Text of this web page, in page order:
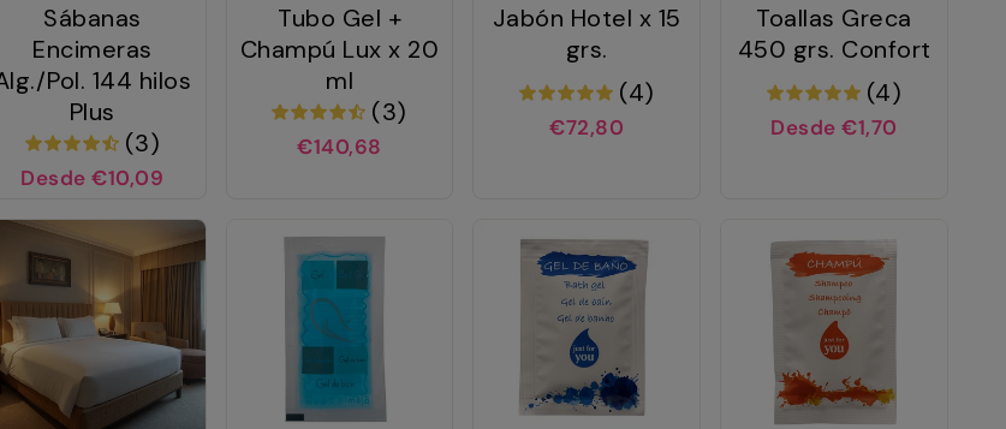
Sábanas
Encimeras
Pol. 144 hilos
Plus
(3)
Desde €10,09
Tubo Gel +
Champú Lux x 20
ml
(3)
€140,68
Jabón Hotel x 15
grs.
(4)
€72,80
Toallas Greca
450 grs. Confort
(4)
Desde €1,70